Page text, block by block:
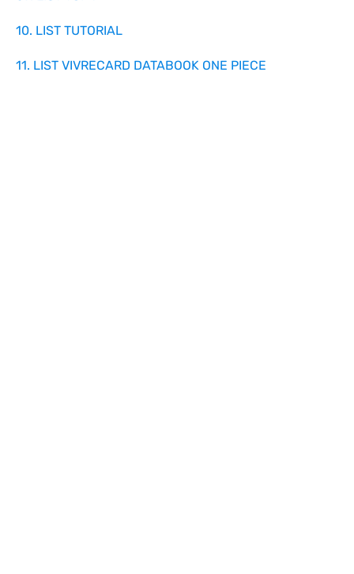
10. LIST TUTORIAL
11. LIST VIVRECARD DATABOOK ONE PIECE